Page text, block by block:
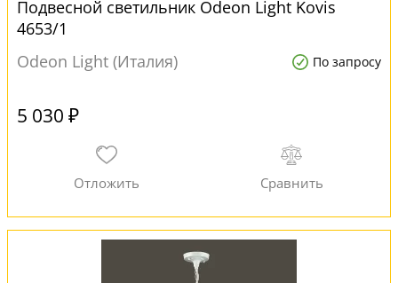
Подвесной светильник Odeon Light Kovis
4653/1
Odeon Light (Италия)
По запросу
5 030 ₽